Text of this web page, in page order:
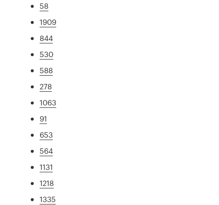
58
1909
844
530
588
278
1063
91
653
564
1131
1218
1335